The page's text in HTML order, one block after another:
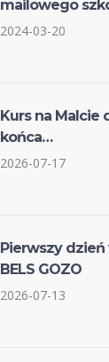
mailowego
2024-03-20
Kurs na Malcie
końca…
2026-07-17
Pierwszy dzień
BELS GOZO
2026-07-13